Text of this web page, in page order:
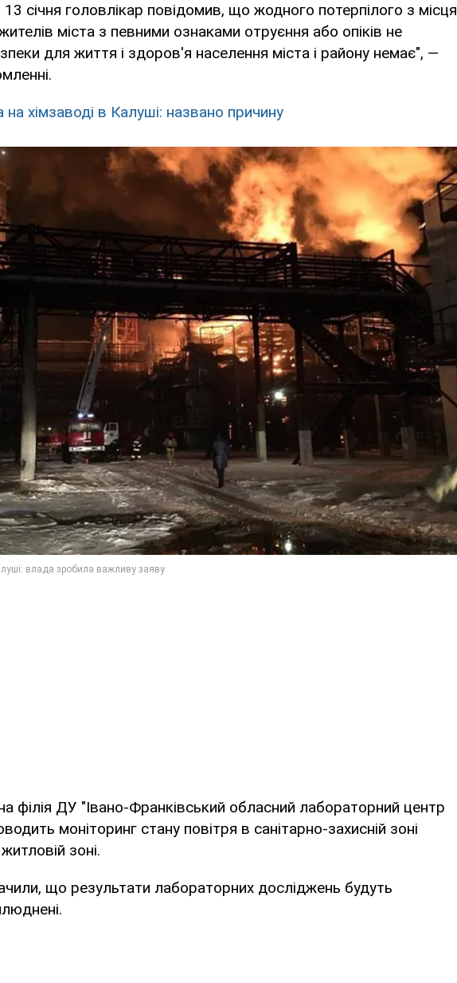
січня головлікар повідомив, що жодного потерпілого з місця
міста з певними ознаками отруєння або опіків не
для життя і здоров'я населення міста і району немає", —
хімзаводі в Калуші: названо причину
філія ДУ "Івано-Франківський обласний лабораторний центр
моніторинг стану повітря в санітарно-захисній зоні
зоні.
що результати лабораторних досліджень будуть